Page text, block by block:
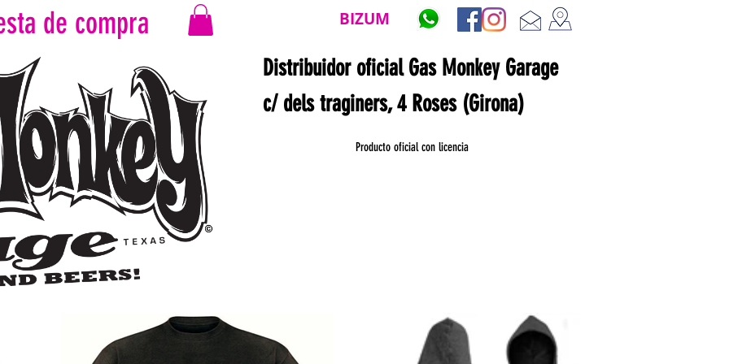
de compra BIZUM
Producto oficial con licencia
c/ dels traginers, 4 Roses (Girona)
Distribuidor oficial Gas Monkey Garage